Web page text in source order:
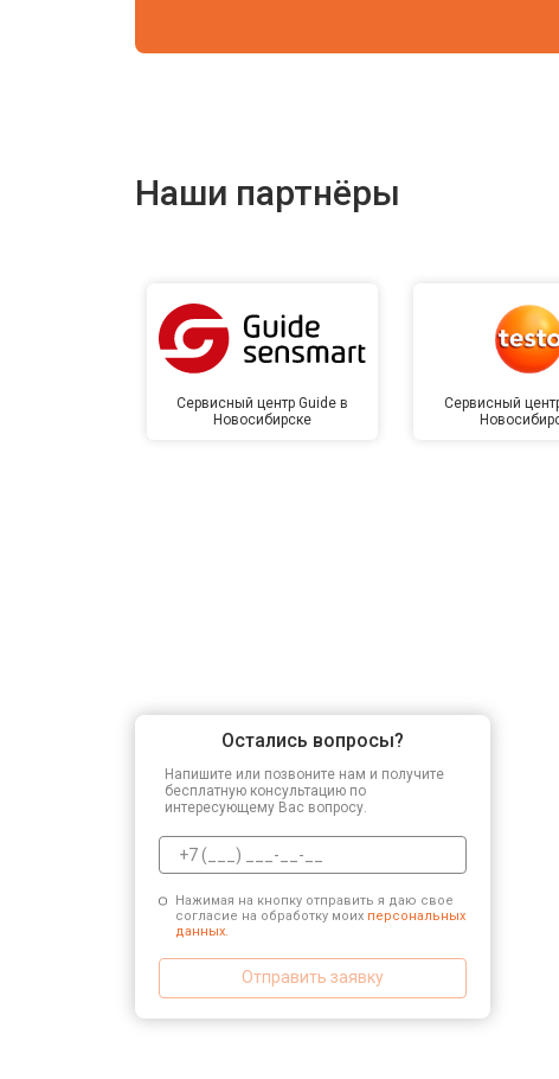
Наши партнёры
Сервисный центр Guide в
Новосибирске
Сервисный
Остались вопросы?
Напишите или позвоните нам и получите
бесплатную консультацию по
интересующему Вас вопросу.
Нажимая на кнопку отправить я даю свое
согласие на обработку моих персональных
данных.
Отправить заявку